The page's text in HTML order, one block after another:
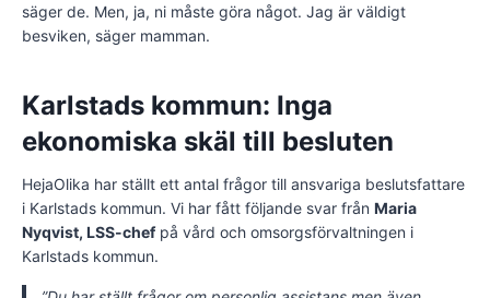
säger de. Men, ja, ni måste göra något. Jag är väldigt
besviken, säger mamman.
Karlstads kommun: Inga
ekonomiska skäl till besluten
HejaOlika har ställt ett antal frågor till ansvariga beslutsfattare
i Karlstads kommun. Vi har fått följande svar från Maria
Nyqvist, LSS-chefpå vård och omsorgsförvaltningen i
Karlstads kommun.